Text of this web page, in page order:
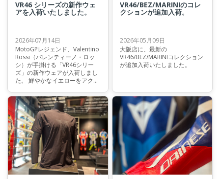
VR46 シリーズの新作ウェ
アを入荷いたしました。
2026年07月14日
MotoGPレジェンド、Valentino
Rossi（バレンティーノ・ロッ
シ）が手掛ける「VR46シリー
ズ」の新作ウェアが入荷しまし
た。 鮮やかなイエローをアクセ
レプリカモデルなど、ファンな
ら思わず手に取りたくなるアイ
テムがラインナップしていま
す。MotoGPファンはもちろ
ん、普段使いにもおすすめでき
るデザインです。 ▼まずは定番
人気！VR46 Monster Energy
WRT Tシャツ バレンティーノ・
ロッシの4輪レーサーとしての
もう一つの顔、VR46 WRTチー
ムのTシャツ。
VR46/BEZ/MARINIのコレ
クションが追加入荷。
2026年05月09日
大阪店に、最新の
VR46/BEZ/MARINIコレクション
が追加入荷いたしました。